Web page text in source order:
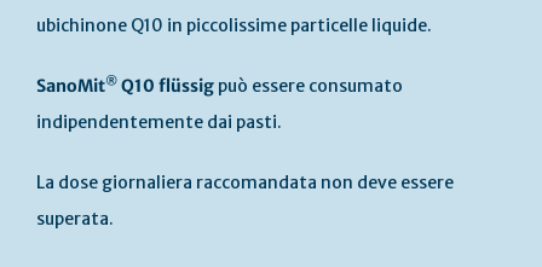
ubichinone Q10 in piccolissime particelle liquide.
SanoMit® Q10 flüssig può essere consumato
indipendentemente dai pasti.
La dose giornaliera raccomandata non deve essere
superata.